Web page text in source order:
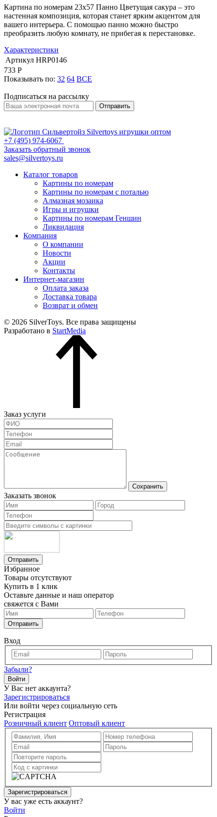
Картина по номерам 23х57 Панно Цветущая сакура – это
настенная композиция, которая станет ярким акцентом для
вашего интерьера. С помощью панно можно быстро
преобразить любую комнату, не прибегая к перестановке.
Характеристики
Артикул HRP0146
733 Р
Показывать по: 32 64 ВСЕ
Подписаться на рассылку
Отправить
+7 (495) 974-6067
Заказать обратный звонок
sales@silvertoys.ru
Каталог товаров
Картины по номерам
Картины по номерам с поталью
Алмазная мозаика
Игры и игрушки
Картины по номерам Геншин
Ликвидация
Компания
О компании
Новости
Акции
Контакты
Интернет-магазин
Оплата заказа
Доставка товара
Возврат и обмен
© 2026 SilverToys. Все права защищены
Разработано в StartMedia
Заказ услуги
Сохранить
Заказать звонок
Отправить
Избранное
Товары отсутствуют
Купить в 1 клик
Оставьте данные и наш оператор
свяжется с Вами
Отправить
Вход
Забыли?
Войти
У Вас нет аккаунта?
Зарегистрироваться
Или войти через социальную сеть
Регистрация
Розничный клиент Оптовый клиент
Зарегистрироваться
У вас уже есть аккаунт?
Войти